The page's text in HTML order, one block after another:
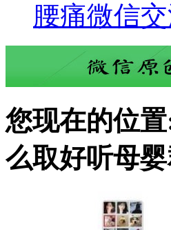
腰痛微信
您现在的位
么取好听母